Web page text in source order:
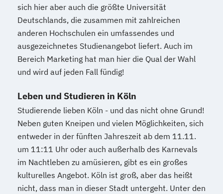
sich hier aber auch die größte Universität
Deutschlands, die zusammen mit zahlreichen
anderen Hochschulen ein umfassendes und
ausgezeichnetes Studienangebot liefert. Auch im
Bereich Marketing hat man hier die Qual der Wahl
und wird auf jeden Fall fündig!
Leben und Studieren in Köln
Studierende lieben Köln - und das nicht ohne Grund!
Neben guten Kneipen und vielen Möglichkeiten, sich
entweder in der fünften Jahreszeit ab dem 11.11.
um 11:11 Uhr oder auch außerhalb des Karnevals
im Nachtleben zu amüsieren, gibt es ein großes
kulturelles Angebot. Köln ist groß, aber das heißt
nicht, dass man in dieser Stadt untergeht. Unter den